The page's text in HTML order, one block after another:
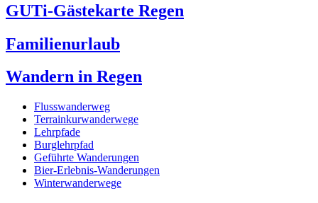
GUTi-Gästekarte Regen
Familienurlaub
Wandern in Regen
Flusswanderweg
Terrainkurwanderwege
Lehrpfade
Burglehrpfad
Geführte Wanderungen
Bier-Erlebnis-Wanderungen
Winterwanderwege